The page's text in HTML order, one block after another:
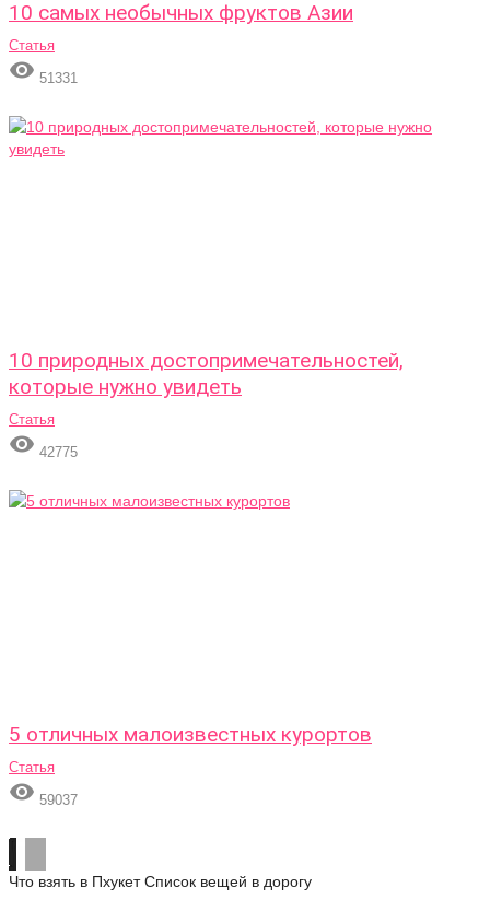
10 самых необычных фруктов Азии
Статья
 51331
10 природных достопримечательностей,
которые нужно увидеть
Статья
 42775
5 отличных малоизвестных курортов
Статья
 59037
Что взять в Пхукет Список вещей в дорогу